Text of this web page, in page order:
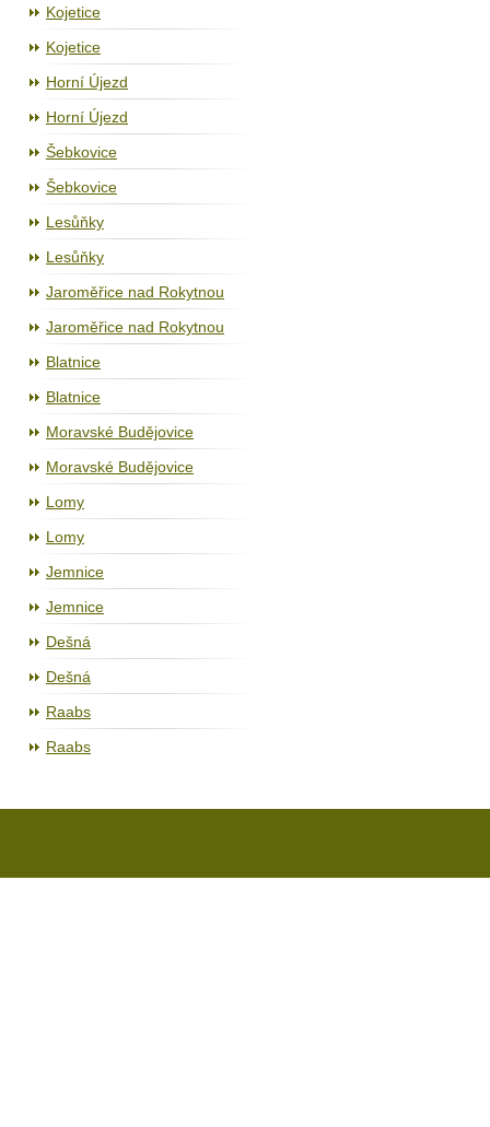
Kojetice
Kojetice
Horní Újezd
Horní Újezd
Šebkovice
Šebkovice
Lesůňky
Lesůňky
Jaroměřice nad Rokytnou
Jaroměřice nad Rokytnou
Blatnice
Blatnice
Moravské Budějovice
Moravské Budějovice
Lomy
Lomy
Jemnice
Jemnice
Dešná
Dešná
Raabs
Raabs